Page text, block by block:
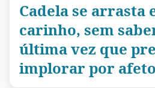
Cadela se arrasta
carinho, sem
última vez que
implorar por afeto